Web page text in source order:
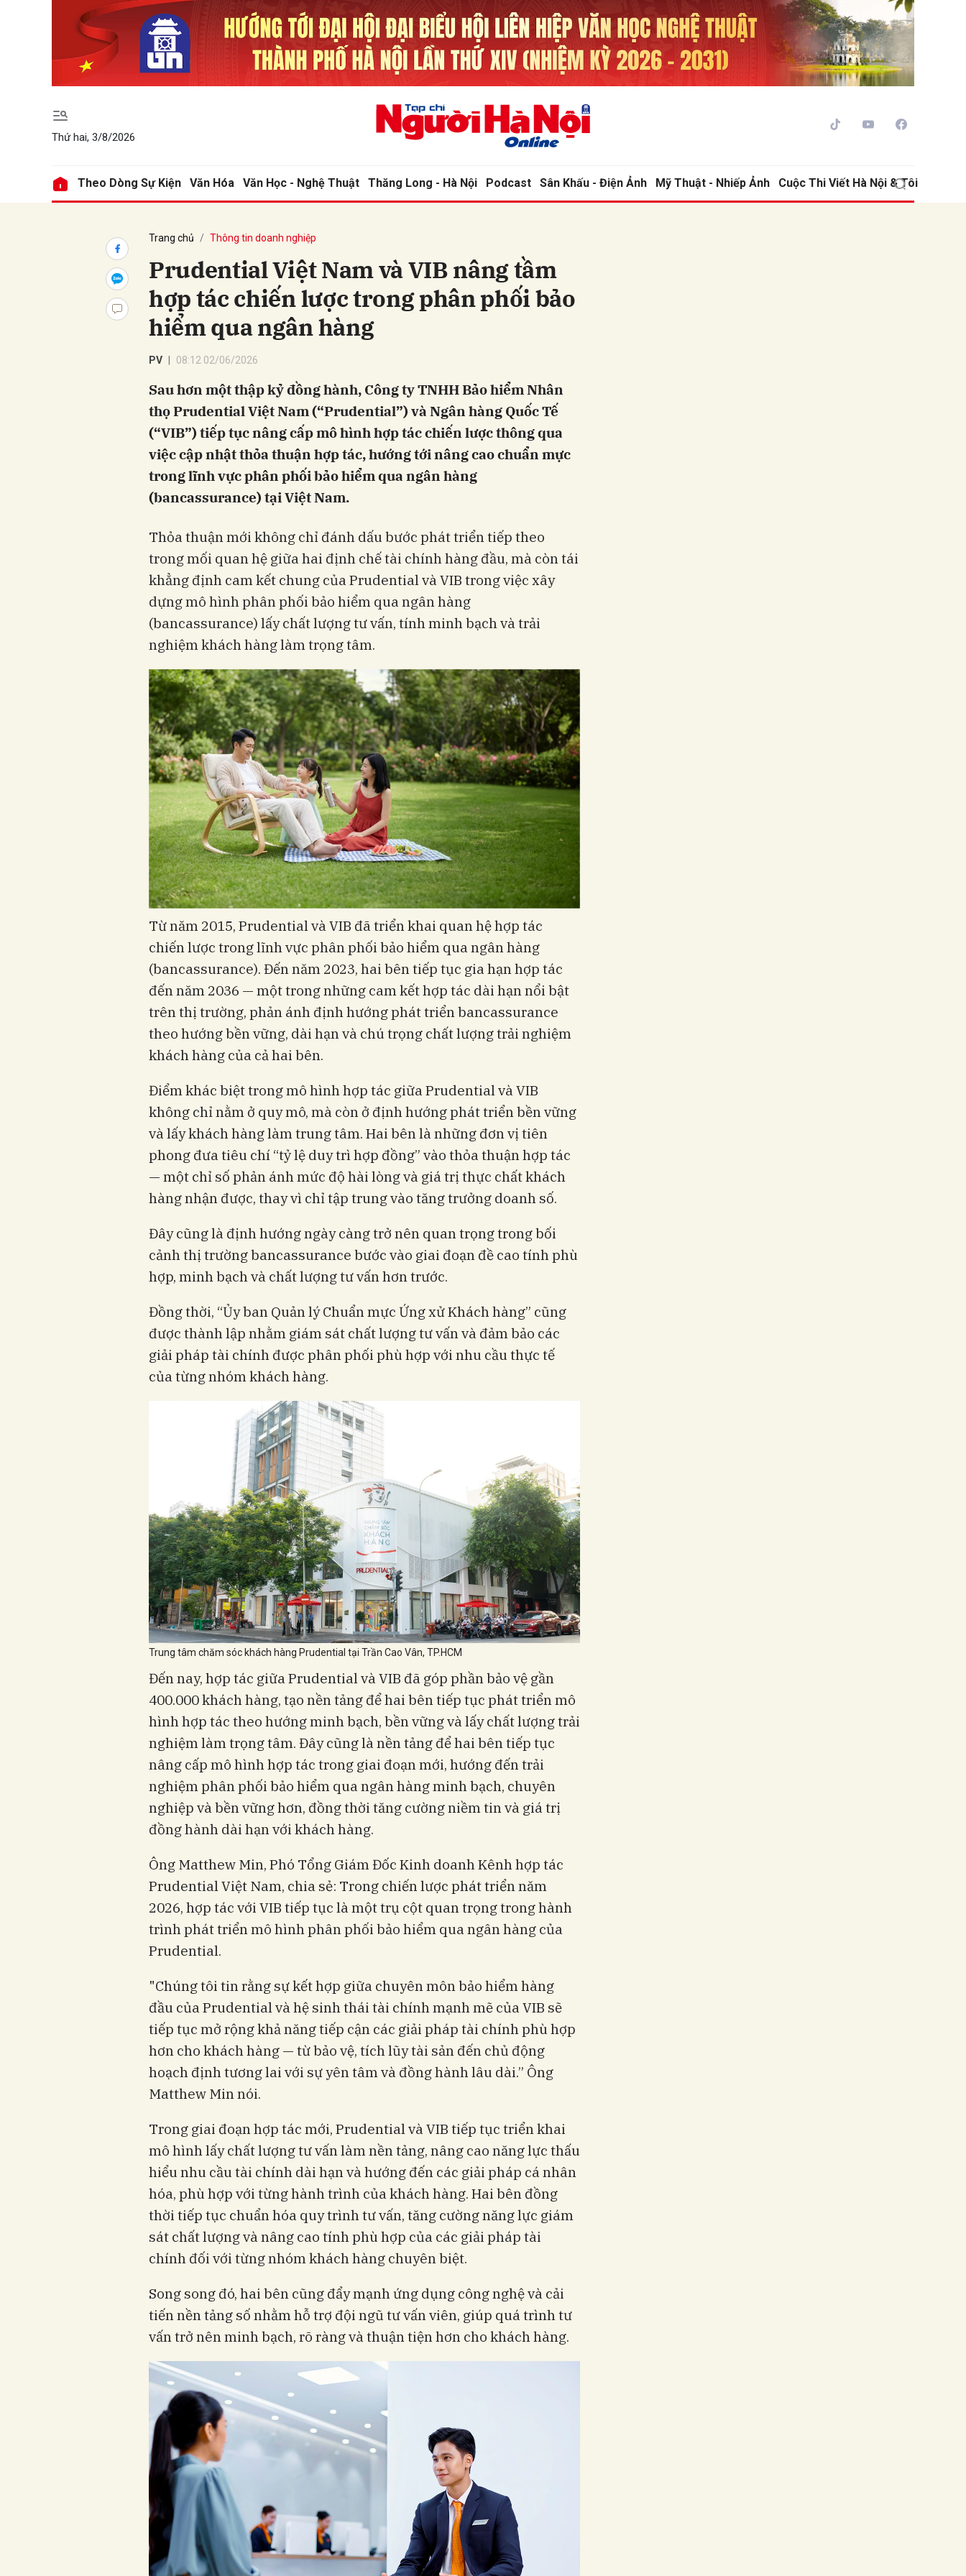
Thứ hai, 3/8/2026
Theo Dòng Sự Kiện Văn Hóa Văn Học - Nghệ Thuật Thăng Long - Hà Nội Podcast Sân Khấu - Điện Ảnh Mỹ Thuật - Nhiếp Ảnh Cuộc Thi Viết Hà Nội & Tôi
Trang chủ Thông tin doanh nghiệp
Prudential Việt Nam và VIB nâng tầm
hợp tác chiến lược trong phân phối bảo
hiểm qua ngân hàng
PV 08:12 02/06/2026
Sau hơn một thập kỷ đồng hành, Công ty TNHH Bảo hiểm Nhân
thọ Prudential Việt Nam (“Prudential”) và Ngân hàng Quốc Tế
(“VIB”) tiếp tục nâng cấp mô hình hợp tác chiến lược thông qua
việc cập nhật thỏa thuận hợp tác, hướng tới nâng cao chuẩn mực
trong lĩnh vực phân phối bảo hiểm qua ngân hàng
(bancassurance) tại Việt Nam.
Thỏa thuận mới không chỉ đánh dấu bước phát triển tiếp theo
trong mối quan hệ giữa hai định chế tài chính hàng đầu, mà còn tái
khẳng định cam kết chung của Prudential và VIB trong việc xây
dựng mô hình phân phối bảo hiểm qua ngân hàng
(bancassurance) lấy chất lượng tư vấn, tính minh bạch và trải
nghiệm khách hàng làm trọng tâm.
Từ năm 2015, Prudential và VIB đã triển khai quan hệ hợp tác
chiến lược trong lĩnh vực phân phối bảo hiểm qua ngân hàng
(bancassurance). Đến năm 2023, hai bên tiếp tục gia hạn hợp tác
đến năm 2036 — một trong những cam kết hợp tác dài hạn nổi bật
trên thị trường, phản ánh định hướng phát triển bancassurance
theo hướng bền vững, dài hạn và chú trọng chất lượng trải nghiệm
khách hàng của cả hai bên.
Điểm khác biệt trong mô hình hợp tác giữa Prudential và VIB
không chỉ nằm ở quy mô, mà còn ở định hướng phát triển bền vững
và lấy khách hàng làm trung tâm. Hai bên là những đơn vị tiên
phong đưa tiêu chí “tỷ lệ duy trì hợp đồng” vào thỏa thuận hợp tác
— một chỉ số phản ánh mức độ hài lòng và giá trị thực chất khách
hàng nhận được, thay vì chỉ tập trung vào tăng trưởng doanh số.
Đây cũng là định hướng ngày càng trở nên quan trọng trong bối
cảnh thị trường bancassurance bước vào giai đoạn đề cao tính phù
hợp, minh bạch và chất lượng tư vấn hơn trước.
Đồng thời, “Ủy ban Quản lý Chuẩn mực Ứng xử Khách hàng” cũng
được thành lập nhằm giám sát chất lượng tư vấn và đảm bảo các
giải pháp tài chính được phân phối phù hợp với nhu cầu thực tế
của từng nhóm khách hàng.
Trung tâm chăm sóc khách hàng Prudential tại Trần Cao Vân, TP.HCM
Đến nay, hợp tác giữa Prudential và VIB đã góp phần bảo vệ gần
400.000 khách hàng, tạo nền tảng để hai bên tiếp tục phát triển mô
hình hợp tác theo hướng minh bạch, bền vững và lấy chất lượng trải
nghiệm làm trọng tâm. Đây cũng là nền tảng để hai bên tiếp tục
nâng cấp mô hình hợp tác trong giai đoạn mới, hướng đến trải
nghiệm phân phối bảo hiểm qua ngân hàng minh bạch, chuyên
nghiệp và bền vững hơn, đồng thời tăng cường niềm tin và giá trị
đồng hành dài hạn với khách hàng.
Ông Matthew Min, Phó Tổng Giám Đốc Kinh doanh Kênh hợp tác
Prudential Việt Nam, chia sẻ: Trong chiến lược phát triển năm
2026, hợp tác với VIB tiếp tục là một trụ cột quan trọng trong hành
trình phát triển mô hình phân phối bảo hiểm qua ngân hàng của
Prudential.
"Chúng tôi tin rằng sự kết hợp giữa chuyên môn bảo hiểm hàng
đầu của Prudential và hệ sinh thái tài chính mạnh mẽ của VIB sẽ
tiếp tục mở rộng khả năng tiếp cận các giải pháp tài chính phù hợp
hơn cho khách hàng — từ bảo vệ, tích lũy tài sản đến chủ động
hoạch định tương lai với sự yên tâm và đồng hành lâu dài.” Ông
Matthew Min nói.
Trong giai đoạn hợp tác mới, Prudential và VIB tiếp tục triển khai
mô hình lấy chất lượng tư vấn làm nền tảng, nâng cao năng lực thấu
hiểu nhu cầu tài chính dài hạn và hướng đến các giải pháp cá nhân
hóa, phù hợp với từng hành trình của khách hàng. Hai bên đồng
thời tiếp tục chuẩn hóa quy trình tư vấn, tăng cường năng lực giám
sát chất lượng và nâng cao tính phù hợp của các giải pháp tài
chính đối với từng nhóm khách hàng chuyên biệt.
Song song đó, hai bên cũng đẩy mạnh ứng dụng công nghệ và cải
tiến nền tảng số nhằm hỗ trợ đội ngũ tư vấn viên, giúp quá trình tư
vấn trở nên minh bạch, rõ ràng và thuận tiện hơn cho khách hàng.
Gửi bình luận